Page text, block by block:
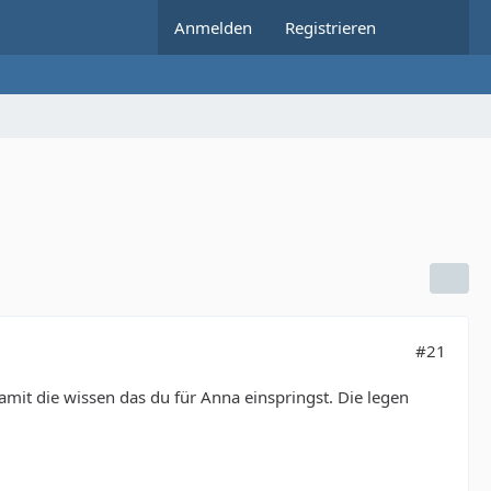
Anmelden Registrieren
#21
die wissen das du für Anna einspringst. Die legen